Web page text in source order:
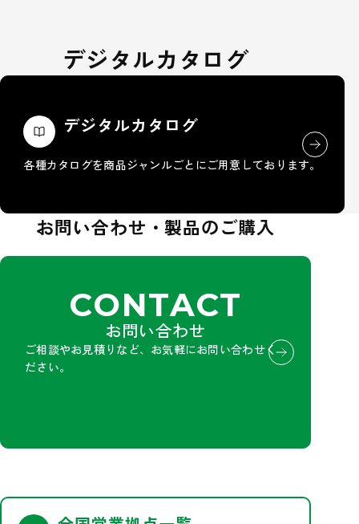
デジタルカタログ
デジタルカタログ
各種カタログを商品ジャンルごとにご用意しております。
お問い合わせ・製品のご購入
CONTACT
お問い合わせ
ご相談やお見積りなど、お気軽にお問い合わせく
ださい。